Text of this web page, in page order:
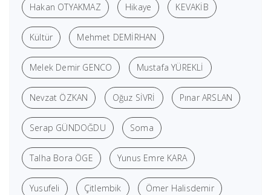
Hakan OTYAKMAZ Hikaye KEVAKİB
Kültür Mehmet DEMİRHAN
Melek Demir GENCO Mustafa YÜREKLİ
Nevzat ÖZKAN Oğuz SİVRİ Pınar ARSLAN
Serap GÜNDOĞDU Soma
Talha Bora ÖGE Yunus Emre KARA
Yusufeli Çitlembik Ömer Halisdemir